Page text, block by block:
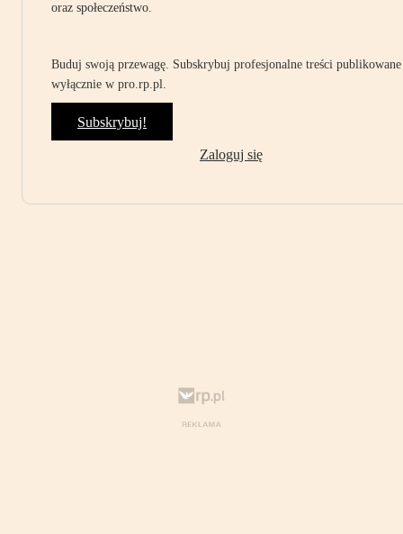
oraz społeczeństwo.
Buduj swoją przewagę. Subskrybuj profesjonalne treści publikowane
wyłącznie w pro.rp.pl.
Subskrybuj!
Zaloguj się